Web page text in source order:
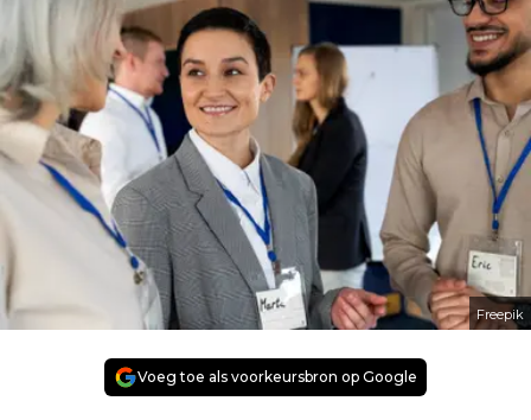
Freepik
Voeg toe als voorkeursbron op Google